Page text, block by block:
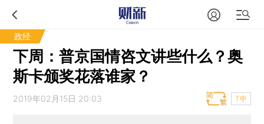
政经
下周：普京国情咨文讲些什么？奥
斯卡颁奖花落谁家？
2019年02月15日 20:03 T中